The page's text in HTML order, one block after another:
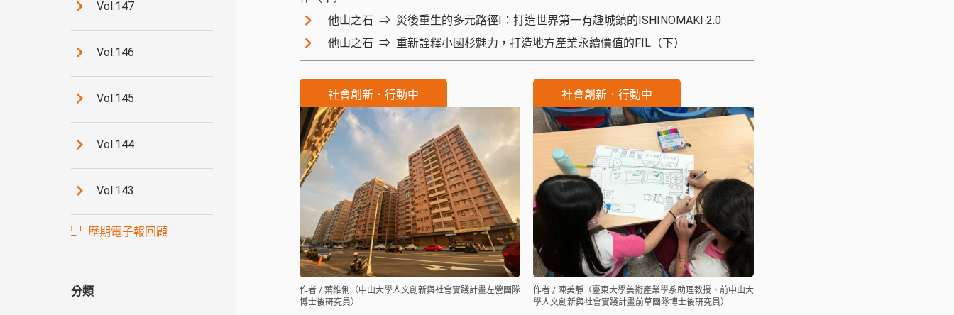
他山之石
災後重生的多元路徑Ⅰ：打造世界第一有趣城鎮的ISHINOMAKI 2.0
他山之石
重新詮釋小國杉魅力，打造地方產業永續價值的FIL（下）
社會創新．行動中
作者 / 葉維俐（中山大學人文創新與社會實踐計畫左營團隊
博士後研究員）
社會創新．行動中
作者 / 陳美靜（臺東大學美術產業學系助理教授、前中山大
學人文創新與社會實踐計畫前草團隊博士後研究員）
Vol.147
Vol.146
Vol.145
Vol.144
Vol.143
歷期電子報回顧
分類